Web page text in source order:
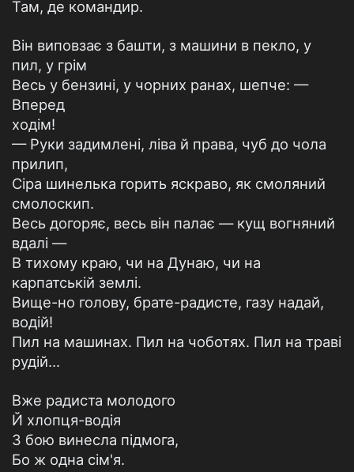
Там, де командир.
Він виповзає з башти, з машини в пекло, у
пил, у грім
Весь у бензині, у чорних ранах, шепче: —
Вперед
ходім!
— Руки задимлені, ліва й права, чуб до чола
прилип,
Сіра шинелька горить яскраво, як смоляний
смолоскип.
Весь догоряє, весь він палає — кущ вогняний
вдалі —
В тихому краю, чи на Дунаю, чи на
карпатській землі.
Вище-но голову, брате-радисте, газу надай,
водій!
Пил на машинах. Пил на чоботях. Пил на траві
рудій...
Вже радиста молодого
Й хлопця-водія
З бою винесла підмога,
Бо ж одна сім'я.